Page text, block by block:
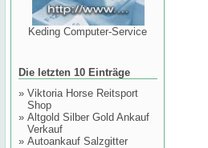
Keding Computer-Service
Die letzten 10 Einträge
» Viktoria Horse Reitsport
Shop
» Altgold Silber Gold Ankauf
Verkauf
» Autoankauf Salzgitter